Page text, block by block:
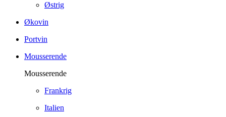
Østrig
Økovin
Portvin
Mousserende
Mousserende
Frankrig
Italien